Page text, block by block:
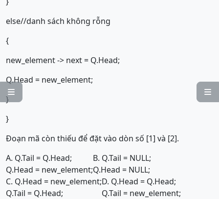


else//danh sách không rỗng
{
new_element -> next = Q.Head;
Q.Head = new_element;
}
}
Đoạn mã còn thiếu để đặt vào dòn số [1] và [2].
A. Q.Tail = Q.Head;
Q.Head = new_element;
B. Q.Tail = NULL;
Q.Head = NULL;
C. Q.Head = new_element;
Q.Tail = Q.Head;
D. Q.Head = Q.Head;
Q.Tail = new_element;